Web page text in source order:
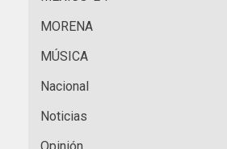
MORENA
MÚSICA
Nacional
Noticias